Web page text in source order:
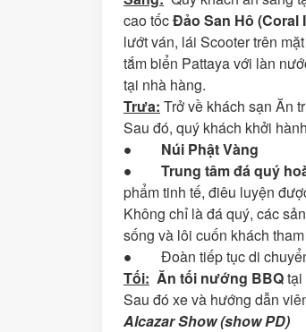
cao tốcĐảo San Hô (Coral
lướt ván, lái Scooter trên
tắm biển Pattaya với làn
tại nhà hàng.
Trưa: Trở về khách sạn Ăn
Sau đó, quý khách khởi
● Núi Phật Vàng
● Trung tâm đá quý
phẩm tinh tế, điêu luyện
Không chỉ là đá quý, các
sống và lôi cuốn khách
● Đoàn tiếp tục di
Tối: Ăn tối nướng BBQtại
Sau đó xe và hướng dẫn
Alcazar Show (show PD)